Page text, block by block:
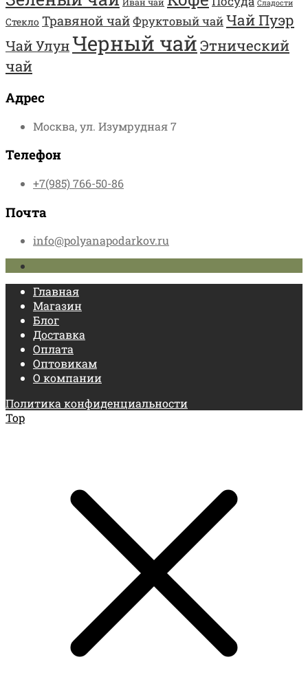
Сладости
Стекло Травяной чайФруктовый чайЧай Пуэр
Чай УлунЧерный чайЭтнический
чай
Адрес
Москва, ул. Изумрудная 7
Телефон
+7(985) 766-50-86
Почта
info@polyanapodarkov.ru
Главная
Магазин
Блог
Доставка
Оплата
Оптовикам
О компании
Политика конфиденциальности
Top